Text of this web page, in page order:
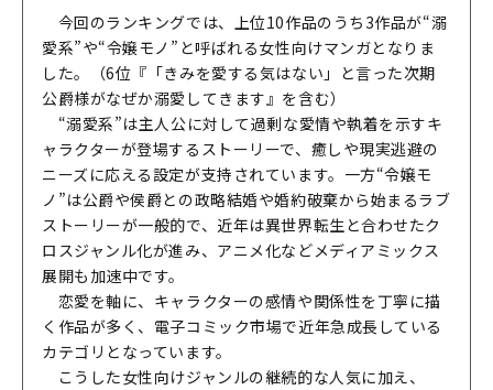
今回のランキングでは、上位10作品のうち3作品が“溺
愛系”や“令嬢モノ”と呼ばれる女性向けマンガとなりま
した。（6位『「きみを愛する気はない」と言った次期
公爵様がなぜか溺愛してきます』を含む）
“溺愛系”は主人公に対して過剰な愛情や執着を示すキ
ャラクターが登場するストーリーで、癒しや現実逃避の
ニーズに応える設定が支持されています。一方“令嬢モ
ノ ”は公爵や侯爵との政略結婚や婚約破棄から始まるラブ
ストーリーが一般的で、近年は異世界転生と合わせたク
ロスジャンル化が進み、アニメ化などメディアミックス
展開も加速中です。
恋愛を軸に、キャラクターの感情や関係性を丁寧に描
く作品が多く、電子コミック市場で近年急成長している
カテゴリとなっています。
こうした女性向けジャンルの継続的な人気に加え、